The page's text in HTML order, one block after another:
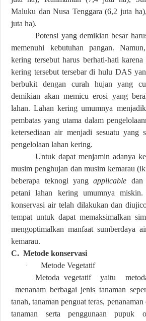
Maluku dan Nusa Tenggara (6,2 juta
juta ha).
Potensi yang demikian besar
memenuhi kebutuhan pangan.
kering tersebut harus berhati-hati karena
kering tersebut tersebar di hulu DAS
berbukit dengan curah hujan yang
demikian akan memicu erosi yang
lahan. Lahan kering umumnya
pembatas yang utama dalam
ketersediaan air menjadi sesuatu yang
pengelolaan lahan kering.
Untuk dapat menjamin adanya
musim penghujan dan musim kemarau
beberapa teknogi yangapplicable dan
petani lahan kering umumnya miskin.
konservasi air telah dilakukan dan
tempat untuk dapat memaksimalkan
mengoptimalkan manfaat sumberdaya
kemarau.
C. Metode konservasi
·
Metode Vegetatif
Metoda vegetatif yaitu
menanam berbagai jenis tanaman
tanah, tanaman penguat teras,
tanaman serta penggunaan pupuk